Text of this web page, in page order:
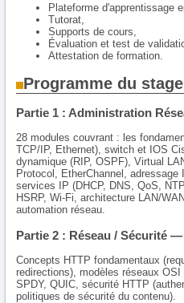
Plateforme d'apprentissage
Tutorat,
Supports de cours,
Évaluation et test de
Attestation de formation.
Programme du stage
Partie 1 : Administration
28 modules couvrant : les
TCP/IP, Ethernet), switch et IOS
dynamique (RIP, OSPF), Virtual
Protocol, EtherChannel,
services IP (DHCP, DNS, QoS,
HSRP, Wi-Fi, architecture LAN/
automation réseau.
Partie 2 : Réseau / Sécurité
Concepts HTTP fondamentaux
redirections), modèles réseaux OSI
SPDY, QUIC, sécurité HTTP
politiques de sécurité du contenu).